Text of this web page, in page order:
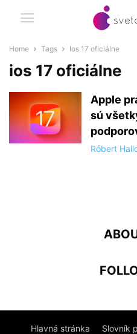
Home Tags Ios 17 oficiálne
ios 17 oficiálne
Apple
sú
Róbert
Hlavná stránka Slovník